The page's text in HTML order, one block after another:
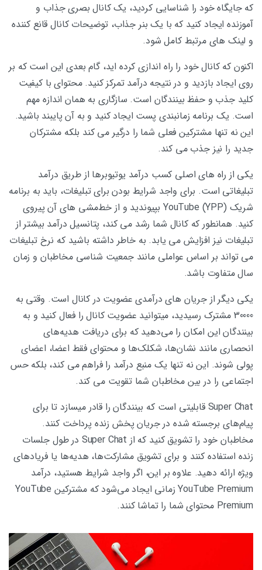
که جایگاه خود را شناسایی کردید، یک کانال بصری جذاب و
آموزنده ایجاد کنید که با یک بنر جذاب، توضیحات کانال قانع کننده
و لینک های مرتبط کامل شود.
اکنون که کانال خود را راه اندازی کرده اید، گام بعدی این است که بر
روی ایجاد بازدید و در نتیجه درآمد تمرکز کنید. محتوای با کیفیت
کلید جذب و حفظ بینندگان است. سازگاری به همان اندازه مهم
است. یک برنامه زمانبندی پست ایجاد کنید و به آن پایبند باشید.
این نه تنها مشترکین فعلی شما را درگیر می کند بلکه مشترکان
جدید را نیز جذب می کند.
یکی از راه های اصلی کسب درآمد یوتیوبرها از طریق درآمد
تبلیغاتی است. برای واجد شرایط بودن برای تبلیغات، باید به برنامه
شریک YouTube (YPP) بپیوندید و از خط‌مشی های آن پیروی
کنید. همانطور که کانال شما رشد می کند، پتانسیل درآمد بیشتر از
تبلیغات نیز افزایش می یابد. به خاطر داشته باشید که نرخ تبلیغات
می تواند بر اساس عواملی مانند جمعیت شناسی مخاطبان و زمان
سال متفاوت باشد.
یکی دیگر از جریان های درآمدی عضویت در کانال است. وقتی به
30000 مشترک رسیدید، میتوانید عضویت کانال را فعال کنید و به
بینندگان این امکان را می‌دهید که برای دریافت هدیه‌های
انحصاری مانند نشان‌ها، شکلک‌ها و محتوای فقط اعضا، اعضای
پولی شوند. این نه تنها یک منبع درآمد را فراهم می کند، بلکه حس
اجتماعی را در بین مخاطبان شما تقویت می کند.
Super Chat قابلیتی است که بینندگان را قادر میسازد تا برای
پیام‌های برجسته شده در جریان پخش زنده پرداخت کنند.
مخاطبان خود را تشویق کنید که از Super Chat در طول جلسات
زنده استفاده کنند و برای تشویق مشارکت‌ها، هدیه‌ها یا فریادهای
ویژه ارائه دهید. علاوه بر این، اگر واجد شرایط هستید، درآمد
YouTube Premium زمانی ایجاد می‌شود که مشترکین YouTube
Premium محتوای شما را تماشا کنند.